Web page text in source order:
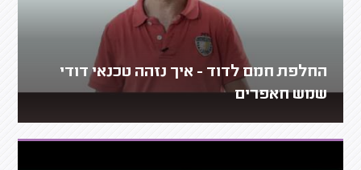
החלפת חמם לדוד - איך נזהה טכנאי דודי
שמש חאפרים